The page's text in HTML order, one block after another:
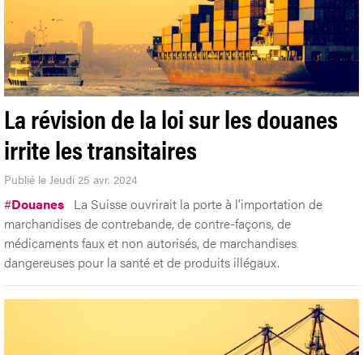
La révision de la loi sur les douanes
irrite les transitaires
Publié le Jeudi 25 avr. 2024
#Douanes La Suisse ouvrirait la porte à l’importation de
marchandises de contrebande, de contre-façons, de
médicaments faux et non autorisés, de marchandises
dangereuses pour la santé et de produits illégaux.